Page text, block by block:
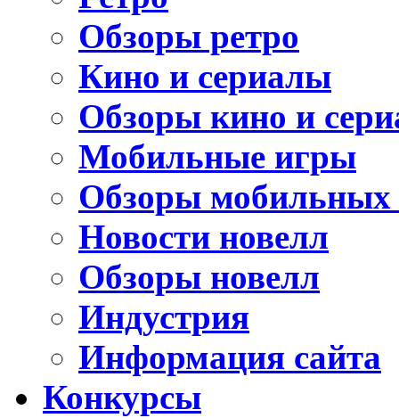
Обзоры ретро
Кино и сериалы
Обзоры кино и
Мобильные игры
Обзоры мобильных
Новости новелл
Обзоры новелл
Индустрия
Информация сайта
Конкурсы